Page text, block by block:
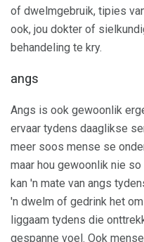
of dwelmgebruik, tipies
ook, jou dokter of
behandeling te kry.
angs
Angs is ook gewoonlik
ervaar tydens daaglikse
meer soos mense se
maar hou gewoonlik nie
kan 'n mate van angs
'n dwelm of gedrink het
liggaam tydens die
gespanne voel. Ook